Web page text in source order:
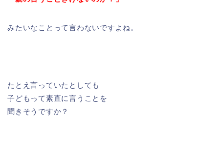
みたいなことって言わないですよね。
たとえ言っていたとしても
子どもって素直に言うことを
聞きそうですか？